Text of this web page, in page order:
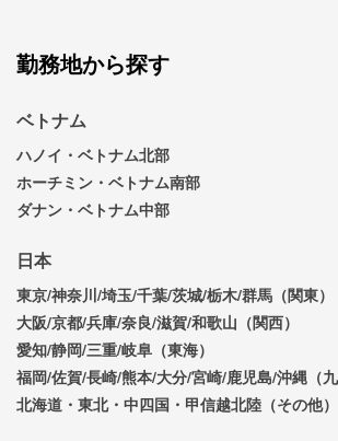
勤務地から探す
ベトナム
ハノイ・ベトナム北部
ホーチミン・ベトナム南部
ダナン・ベトナム中部
日本
東京/神奈川/埼玉/千葉/茨城/栃木/群馬（関東）
大阪/京都/兵庫/奈良/滋賀/和歌山（関西）
愛知/静岡/三重/岐阜（東海）
福岡/佐賀/長崎/熊本/大分/宮崎/鹿児島/沖縄（九
北海道・東北・中四国・甲信越北陸（その他）